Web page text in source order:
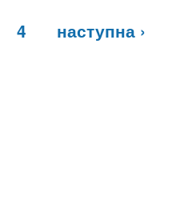
4 наступна ›